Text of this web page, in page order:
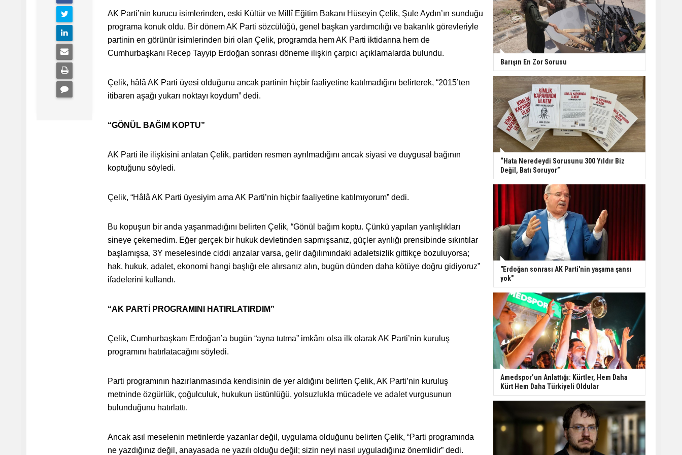
AK Parti’nin kurucu isimlerinden, eski Kültür ve Millî Eğitim Bakanı Hüseyin Çelik, Şule Aydın’ın sunduğu
programa konuk oldu. Bir dönem AK Parti sözcülüğü, genel başkan yardımcılığı ve bakanlık görevleriyle
partinin en görünür isimlerinden biri olan Çelik, programda hem AK Parti iktidarına hem de
Cumhurbaşkanı Recep Tayyip Erdoğan sonrası döneme ilişkin çarpıcı açıklamalarda bulundu.
Çelik, hâlâ AK Parti üyesi olduğunu ancak partinin hiçbir faaliyetine katılmadığını belirterek, “2015’ten
itibaren aşağı yukarı noktayı koydum” dedi.
“GÖNÜL BAĞIM KOPTU”
AK Parti ile ilişkisini anlatan Çelik, partiden resmen ayrılmadığını ancak siyasi ve duygusal bağının
koptuğunu söyledi.
Çelik, “Hâlâ AK Parti üyesiyim ama AK Parti’nin hiçbir faaliyetine katılmıyorum” dedi.
Bu kopuşun bir anda yaşanmadığını belirten Çelik, “Gönül bağım koptu. Çünkü yapılan yanlışlıkları
sineye çekemedim. Eğer gerçek bir hukuk devletinden sapmışsanız, güçler ayrılığı prensibinde sıkıntılar
başlamışsa, 3Y meselesinde ciddi arızalar varsa, gelir dağılımındaki adaletsizlik gittikçe bozuluyorsa;
hak, hukuk, adalet, ekonomi hangi başlığı ele alırsanız alın, bugün dünden daha kötüye doğru gidiyoruz”
ifadelerini kullandı.
“AK PARTİ PROGRAMINI HATIRLATIRDIM”
Çelik, Cumhurbaşkanı Erdoğan’a bugün “ayna tutma” imkânı olsa ilk olarak AK Parti’nin kuruluş
programını hatırlatacağını söyledi.
Parti programının hazırlanmasında kendisinin de yer aldığını belirten Çelik, AK Parti’nin kuruluş
metninde özgürlük, çoğulculuk, hukukun üstünlüğü, yolsuzlukla mücadele ve adalet vurgusunun
bulunduğunu hatırlattı.
Ancak asıl meselenin metinlerde yazanlar değil, uygulama olduğunu belirten Çelik, “Parti programında
ne yazdığınız değil, anayasada ne yazılı olduğu değil; sizin neyi nasıl uyguladığınız önemlidir” dedi.
Barışın En Zor Sorusu
“Hata Neredeydi Sorusunu 300 Yıldır Biz
Değil, Batı Soruyor”
"Erdoğan sonrası AK Parti'nin yaşama şansı
yok"
Amedspor’un Anlattığı: Kürtler, Hem Daha
Kürt Hem Daha Türkiyeli Oldular